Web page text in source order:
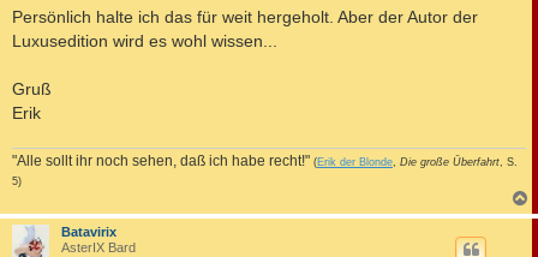
Persönlich halte ich das für weit hergeholt. Aber der Autor der
Luxusedition wird es wohl wissen...
Gruß
Erik
"Alle sollt ihr noch sehen, daß ich habe recht!" (Erik der Blonde, Die große Überfahrt, S.
5)
a
Batavirix
AsterIX Bard